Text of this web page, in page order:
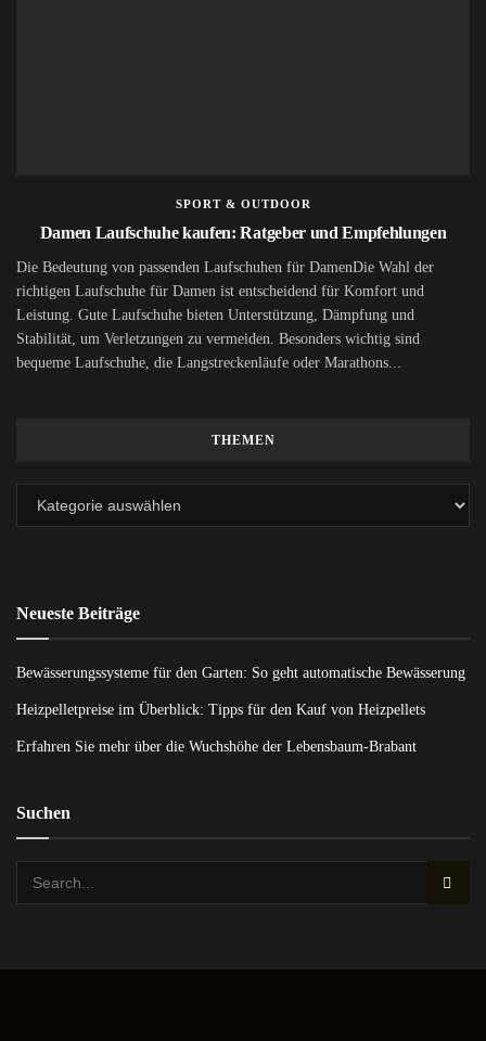
SPORT & OUTDOOR
Damen Laufschuhe kaufen: Ratgeber und Empfehlungen
Die Bedeutung von passenden Laufschuhen für DamenDie Wahl der
richtigen Laufschuhe für Damen ist entscheidend für Komfort und
Leistung. Gute Laufschuhe bieten Unterstützung, Dämpfung und
Stabilität, um Verletzungen zu vermeiden. Besonders wichtig sind
bequeme Laufschuhe, die Langstreckenläufe oder Marathons...
THEMEN
Neueste Beiträge
Bewässerungssysteme für den Garten: So geht automatische Bewässerung
Heizpelletpreise im Überblick: Tipps für den Kauf von Heizpellets
Erfahren Sie mehr über die Wuchshöhe der Lebensbaum-Brabant
Suchen